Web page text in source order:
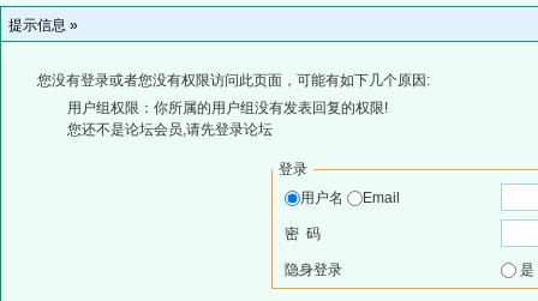
提示信息 »
您没有登录或者您没有权限访问此页面，可能有如下几个原因:
用户组权限：你所属的用户组没有发表回复的权限!
您还不是论坛会员,请先登录论坛
登录
用户名
Email
密 码
隐身登录